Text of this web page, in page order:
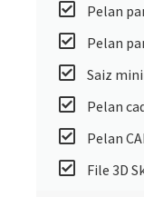
Pelan
Pelan
Saiz
Pelan
Pelan
File 3D